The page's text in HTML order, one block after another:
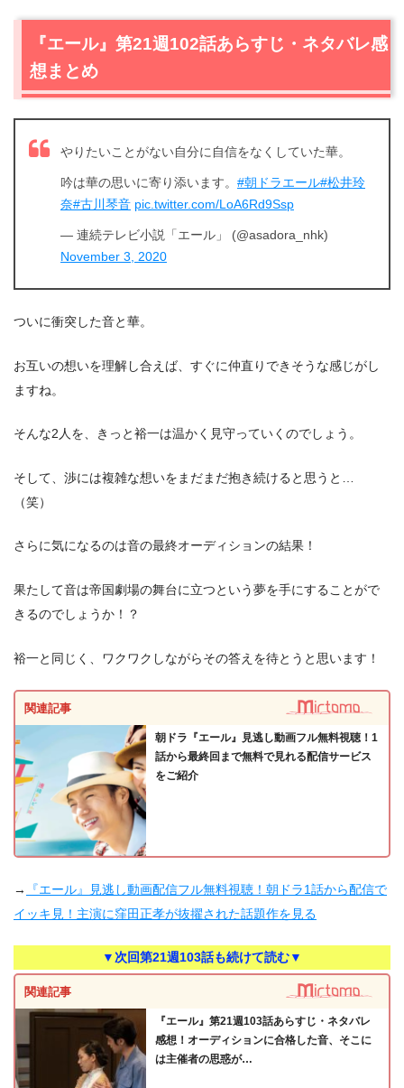
『エール』第21週102話あらすじ・ネタバレ感
想まとめ
やりたいことがない自分に自信をなくしていた華。
吟は華の思いに寄り添います。 #朝ドラエール#松井玲
奈#古川琴音 pic.twitter.com/LoA6Rd9Ssp
— 連続テレビ小説「エール」 (@asadora_nhk)
November 3, 2020
ついに衝突した音と華。
お互いの想いを理解し合えば、すぐに仲直りできそうな感じがし
ますね。
そんな2人を、きっと裕一は温かく見守っていくのでしょう。
そして、渉には複雑な想いをまだまだ抱き続けると思うと…
（笑）
さらに気になるのは音の最終オーディションの結果！
果たして音は帝国劇場の舞台に立つという夢を手にすることがで
きるのでしょうか！？
裕一と同じく、ワクワクしながらその答えを待とうと思います！
関連記事
朝ドラ『エール』見逃し動画フル無料視聴！1
話から最終回まで無料で見れる配信サービス
をご紹介
→
『エール』見逃し動画配信フル無料視聴！朝ドラ1話から配信で
イッキ見！主演に窪田正孝が抜擢された話題作を見る
▼次回第21週103話も続けて読む▼
関連記事
『エール』第21週103話あらすじ・ネタバレ
感想！オーディションに合格した音、そこに
は主催者の思惑が…